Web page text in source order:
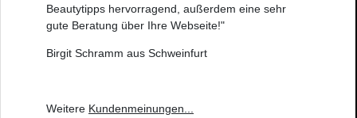
Beautytipps hervorragend, außerdem eine sehr
gute Beratung über Ihre Webseite!"
Birgit Schramm aus Schweinfurt
Weitere Kundenmeinungen...